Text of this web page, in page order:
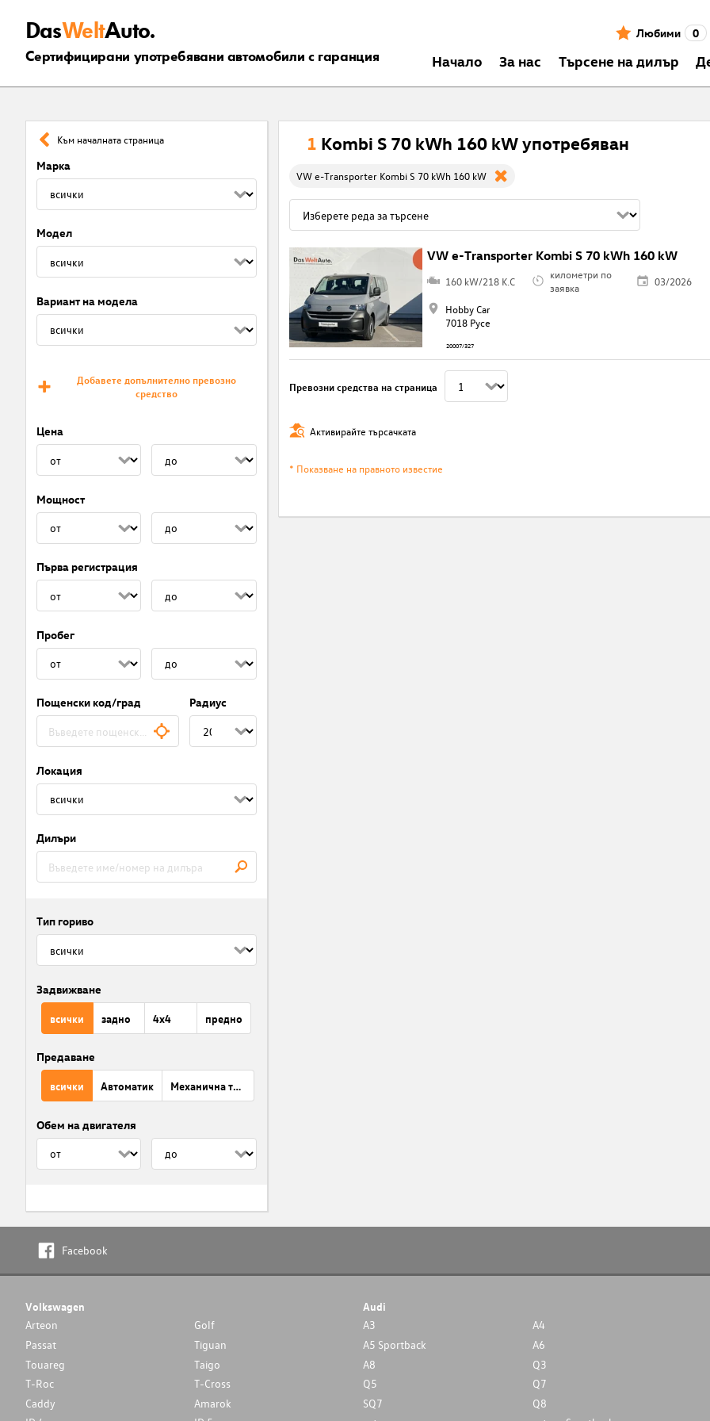
DasWeltAuto.
Сертифицирани употребявани автомобили с гаранция
Любими 0
Началo За нас Търсене на дилър
Към началната страница
Марка
Модел
Вариант на модела
Добавете допълнително превозно
средство
Цена
Мощност
Първа регистрация
Пробег
Пощенски код/град Радиус
Локация
Дилъри
Тип гориво
Задвижване
всички задно 4x4 предно
Предаване
всички Автоматик Механична трансмисия
Обем на двигателя
1 Kombi S 70 kWh 160 kW употребяван
VW e-Transporter Kombi S 70 kWh 160 kW
VW e-Transporter Kombi S 70 kWh 160 kW
160 kW/218 K.C
километри по
заявка
03/2026
Hobby Car
7018 Русе
20007/327
Превозни средства на страница
Активирайте търсачката
* Показване на правното известие
Facebook
Volkswagen
Arteon
Golf
Passat
Tiguan
Touareg
Taigo
T-Roc
T-Cross
Caddy
Amarok
Audi
A3
A4
A5 Sportback
A6
A8
Q3
Q5
Q7
SQ7
Q8